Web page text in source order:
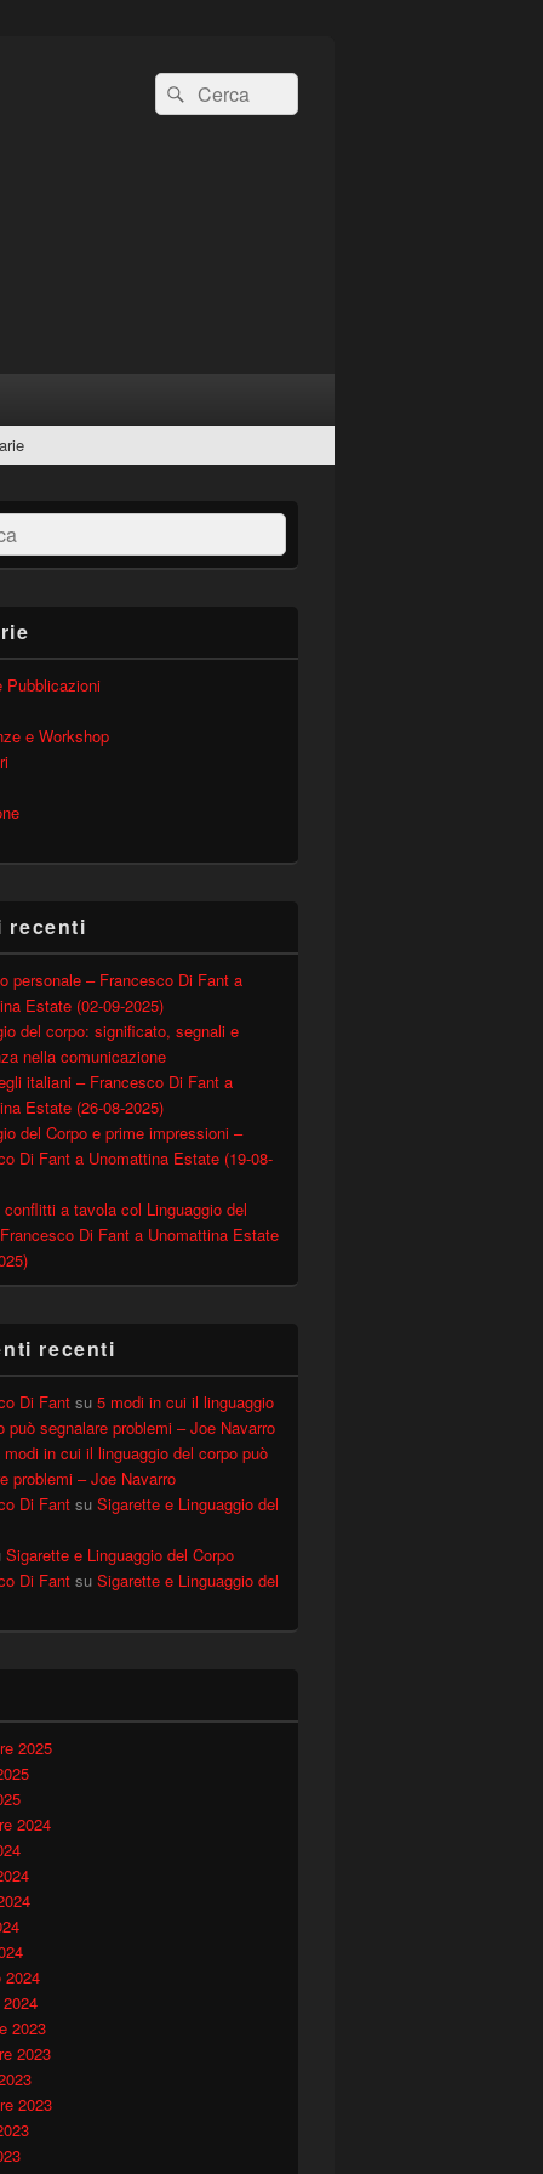
Cerca:Cerca
Pubblicazioni
e Workshop
recenti
personale – Francesco Di Fant a
Estate (02-09-2025)
del corpo: significato, segnali e
nella comunicazione
italiani – Francesco Di Fant a
Estate (26-08-2025)
del Corpo e prime impressioni –
Di Fant a Unomattina Estate (19-08-
a tavola col Linguaggio del
Di Fant a Unomattina Estate
recenti
Di Fant su 5 modi in cui il linguaggio
può segnalare problemi – Joe Navarro
modi in cui il linguaggio del corpo può
problemi – Joe Navarro
Di Fant su Sigarette e Linguaggio del
Sigarette e Linguaggio del Corpo
Di Fant su Sigarette e Linguaggio del
2025
2024
2024
2023
2023
2023